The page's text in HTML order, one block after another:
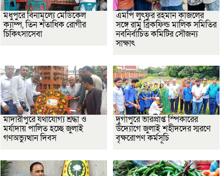
মধুপুরে বিনামূল্যে মেডিকেল
ক্যাম্প, তিন শতাধিক রোগীর
চিকিৎসাসেবা
এমপি লুৎফুর রহমান কাজলের
সঙ্গে রামু ব্রিকফিল্ড মালিক সমিতির
নবনির্বাচিত কমিটির সৌজন্য
সাক্ষাৎ
মাদারীপুরে যথাযোগ্য শ্রদ্ধা ও
মর্যাদায় পালিত হচ্ছে জুলাই
গণঅভ্যুত্থান দিবস
দুর্গাপুরে ভারপ্রাপ্ত স্পিকারের
উদ্যোগে জুলাই শহীদদের স্মরণে
বৃক্ষরোপণ কর্মসূচি